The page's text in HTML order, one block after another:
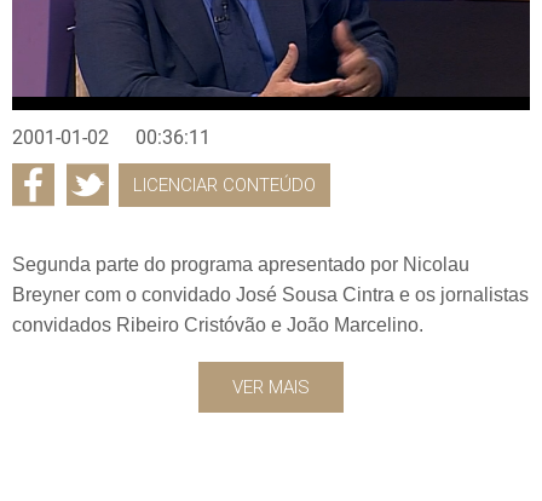
2001-01-02 00:36:11
LICENCIAR CONTEÚDO
Segunda parte do programa apresentado por Nicolau
Breyner com o convidado José Sousa Cintra e os jornalistas
convidados Ribeiro Cristóvão e João Marcelino.
VER MAIS